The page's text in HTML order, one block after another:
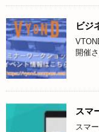
ビジ
開催
スマ
スマ